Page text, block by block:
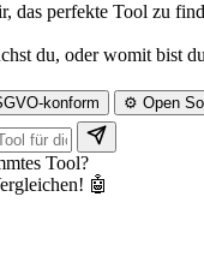
das perfekte Tool zu
du, oder womit bist
konform ⚙️ Open
Tool?
🤖